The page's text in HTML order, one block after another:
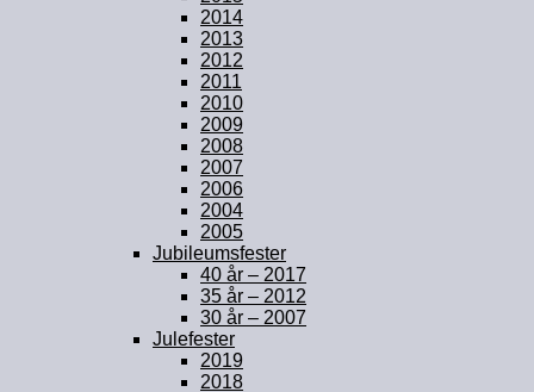
2014
2013
2012
2011
2010
2009
2008
2007
2006
2004
2005
Jubileumsfester
40 år – 2017
35 år – 2012
30 år – 2007
Julefester
2019
2018